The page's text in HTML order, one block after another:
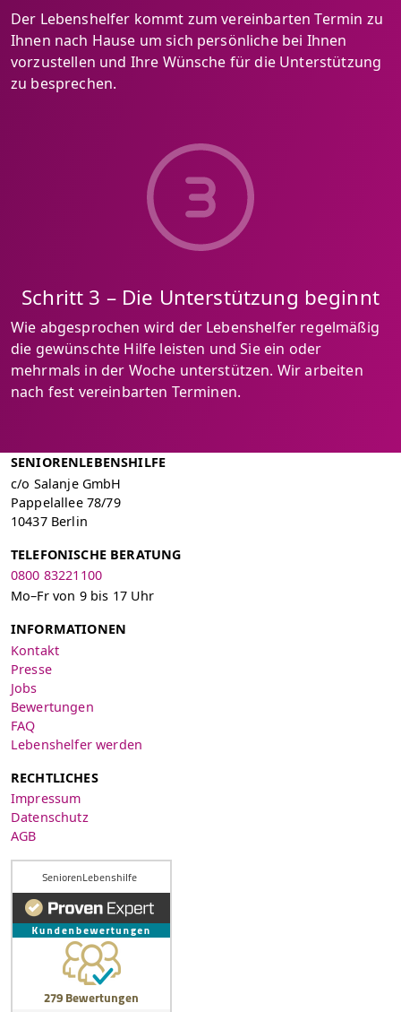
Der Lebenshelfer kommt zum vereinbarten Termin zu
Ihnen nach Hause um sich persönliche bei Ihnen
vorzustellen und Ihre Wünsche für die Unterstützung
zu besprechen.
Schritt 3 – Die Unterstützung beginnt
Wie abgesprochen wird der Lebenshelfer regelmäßig
die gewünschte Hilfe leisten und Sie ein oder
mehrmals in der Woche unterstützen. Wir arbeiten
nach fest vereinbarten Terminen.
SENIORENLEBENSHILFE
c/o Salanje GmbH
Pappelallee 78/79
10437 Berlin
TELEFONISCHE BERATUNG
0800 83221100
Mo–Fr von 9 bis 17 Uhr
INFORMATIONEN
Kontakt
Presse
Jobs
Bewertungen
FAQ
Lebenshelfer werden
RECHTLICHES
Impressum
Datenschutz
AGB